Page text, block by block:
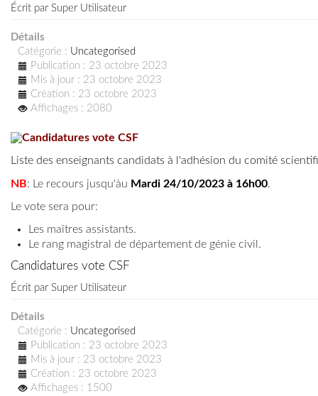
Écrit par Super Utilisateur
Détails
Catégorie : Uncategorised
Publication : 23 octobre 2023
Mis à jour : 23 octobre 2023
Création : 23 octobre 2023
Affichages : 2080
Candidatures vote CSF
Liste des enseignants candidats à l'adhésion du comité
NB: Le recours jusqu'àu Mardi 24/10/2023 à 16h00.
Le vote sera pour:
Les maîtres assistants.
Le rang magistral de département de génie civil.
Candidatures vote CSF
Écrit par Super Utilisateur
Détails
Catégorie : Uncategorised
Publication : 23 octobre 2023
Mis à jour : 23 octobre 2023
Création : 23 octobre 2023
Affichages : 1500